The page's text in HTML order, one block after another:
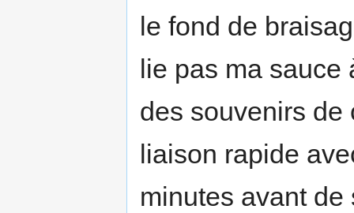
le fond de
lie pas ma
des souvenirs de
liaison rapide
minutes avant de